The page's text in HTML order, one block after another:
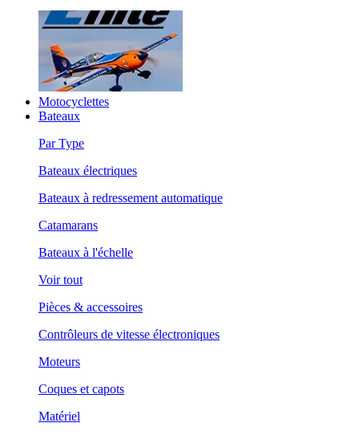
Motocyclettes
Bateaux
Par Type
Bateaux électriques
Bateaux à redressement automatique
Catamarans
Bateaux à l'échelle
Voir tout
Pièces & accessoires
Contrôleurs de vitesse électroniques
Moteurs
Coques et capots
Matériel